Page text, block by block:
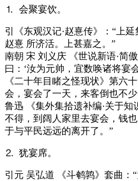
⒈ 会聚宴饮。
引
《东观汉记·赵憙传》：“上
赵憙 所济活。上甚嘉之。”
南朝 宋 刘义庆 《世说新语·简
曰：‘汝为元帅，宜数唤诸将宴
《二十年目睹之怪现状》第六
会，宴会了一天，来客倒也不
鲁迅 《集外集拾遗补编·关于知
不得，到阔人家里去宴会，钱
于与平民远远的离开了。”
⒉ 犹宴席。
引 元 吴弘道 《斗鹌鹑》套曲：